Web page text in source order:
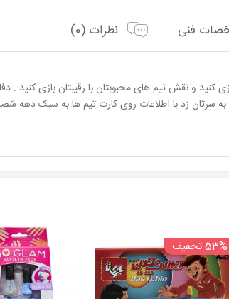
فنی نظرات (0)
و نقش تیم های محبوبتان با رقیبتان بازی کنید .
زد با اطلاعات روی کارت تیم ها به سبک دهه
53% تخفیف